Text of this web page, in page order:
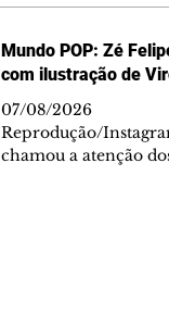
Mundo POP: Zé
com ilustração de
07/08/2026
Reprodução/
chamou a atenção